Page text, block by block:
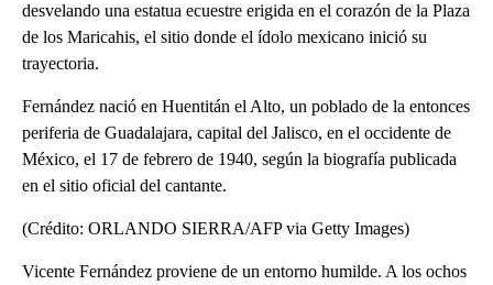
desvelando una estatua ecuestre erigida en el corazón de la Plaza
de los Maricahis, el sitio donde el ídolo mexicano inició su
trayectoria.
Fernández nació en Huentitán el Alto, un poblado de la entonces
periferia de Guadalajara, capital del Jalisco, en el occidente de
México, el 17 de febrero de 1940, según la biografía publicada
en el sitio oficial del cantante.
(Crédito: ORLANDO SIERRA/AFP via Getty Images)
Vicente Fernández proviene de un entorno humilde. A los ochos